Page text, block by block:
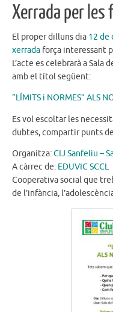
Xerrada per les
El proper dilluns dia 12 de
xerrada força interessant
L’acte es celebrarà a Sala
amb el títol següent:
“LÍMITS i NORMES” ALS
Es vol escoltar les
dubtes, compartir punts
Organitza:CIJ Sanfeliu –
A càrrec de: EDUVIC SCCL
Cooperativa social que
de l’infància,